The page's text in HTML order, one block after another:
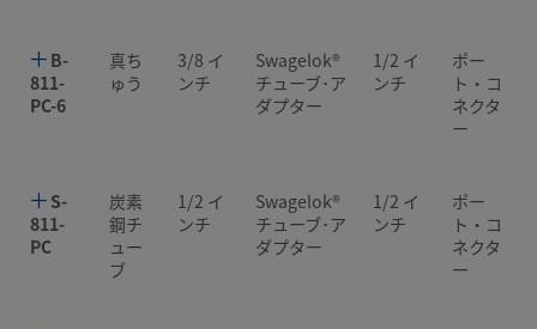
B-
811-
PC-6
真ち
ゅう
3/8 イ
ンチ
Swagelok®
チューブ･ア
ダプター
1/2 イ
ンチ
ポー
ト・コ
ネクタ
ー
S-
811-
PC
炭素
鋼チ
ュー
ブ
1/2 イ
ンチ
Swagelok®
チューブ･ア
ダプター
1/2 イ
ンチ
ポー
ト・コ
ネクタ
ー